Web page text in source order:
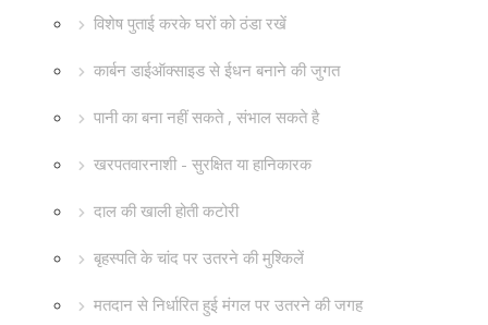
विशेष पुताई करके घरों को ठंडा रखें
कार्बन डाईऑक्साइड से ईधन बनाने की जुगत
पानी का बना नहीं सकते , संभाल सकते है
खरपतवारनाशी - सुरक्षित या हानिकारक
दाल की खाली होती कटोरी
बृहस्पति के चांद पर उतरने की मुश्किलें
मतदान से निर्धारित हुई मंगल पर उतरने की जगह